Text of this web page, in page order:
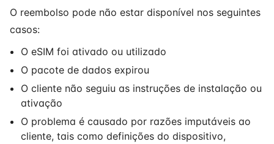
O reembolso pode não estar disponível nos seguintes
casos:
O eSIM foi ativado ou utilizado
O pacote de dados expirou
O cliente não seguiu as instruções de instalação ou
ativação
O problema é causado por razões imputáveis ao
cliente, tais como definições do dispositivo,